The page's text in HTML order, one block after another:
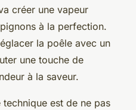
créer une vapeur
à la perfection.
la poêle avec un
une touche de
à la saveur.
technique est de ne pas